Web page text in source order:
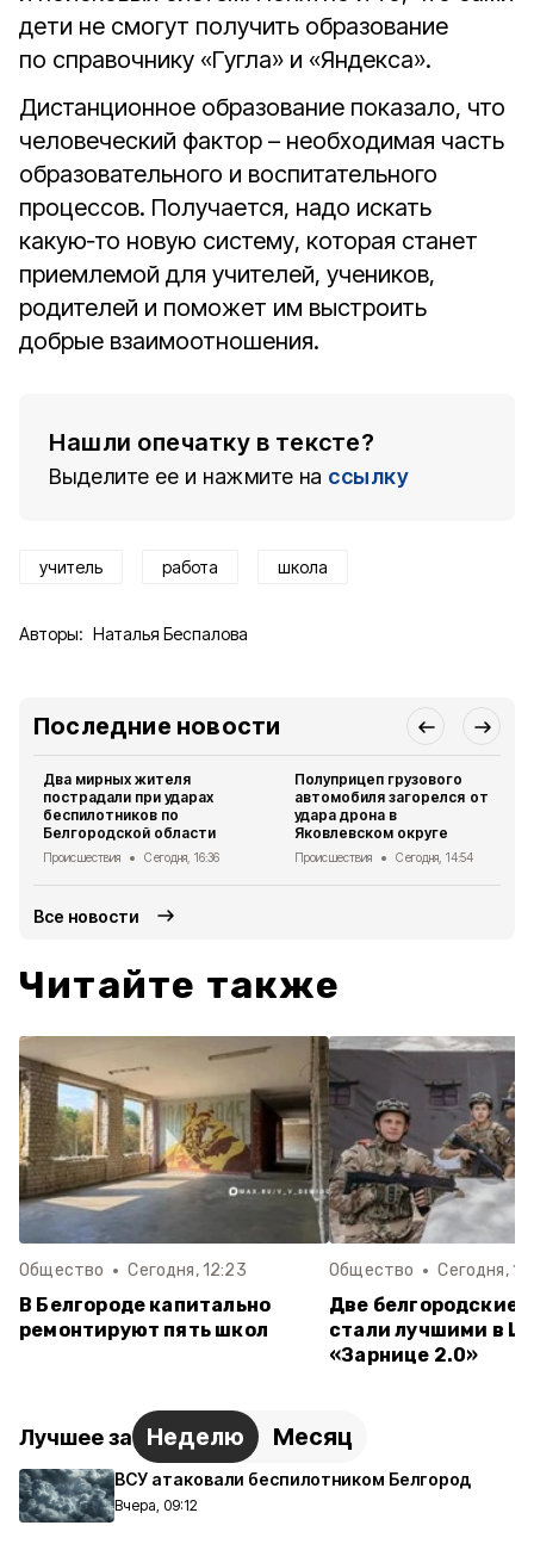
дети не смогут получить образование
по справочнику «Гугла» и «Яндекса».
Дистанционное образование показало, что
человеческий фактор – необходимая часть
образовательного и воспитательного
процессов. Получается, надо искать
какую‑то новую систему, которая станет
приемлемой для учителей, учеников,
родителей и поможет им выстроить
добрые взаимоотношения.
Нашли опечатку в тексте?
Выделите ее и нажмите на ссылку
учитель работа школа
Авторы: Наталья Беспалова
Последние новости
Два мирных жителя
пострадали при ударах
беспилотников по
Белгородской области
Происшествия Сегодня, 16:36
Полуприцеп грузового
автомобиля загорелся от
удара дрона в
Яковлевском округе
Происшествия Сегодня, 14:54
Все новости
Читайте также
Общество Сегодня, 12:23
В Белгороде капитально
ремонтируют пять школ
Общество Сегодня,
Две белгородские
стали лучшими в
«Зарнице 2.0»
Лучшее за Неделю Месяц
ВСУ атаковали беспилотником Белгород
Вчера, 09:12